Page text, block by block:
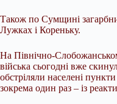
Також по Сумщині
Лужках і Кореньку.
На Північно-
війська сьогодні вже
обстріляли населені
зокрема один раз – із